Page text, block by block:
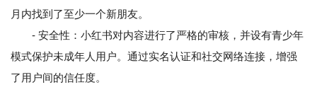
月内找到了至少一个新朋友。
- 安全性：小红书对内容进行了严格的审核，并设有青少年
模式保护未成年人用户。通过实名认证和社交网络连接，增强
了用户间的信任度。